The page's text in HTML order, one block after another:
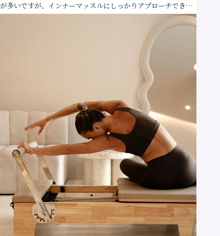
が多いですが、インナーマッスルにしっかりアプローチできる
ため、継続することで体にさまざまな変化が現れます。こ […]